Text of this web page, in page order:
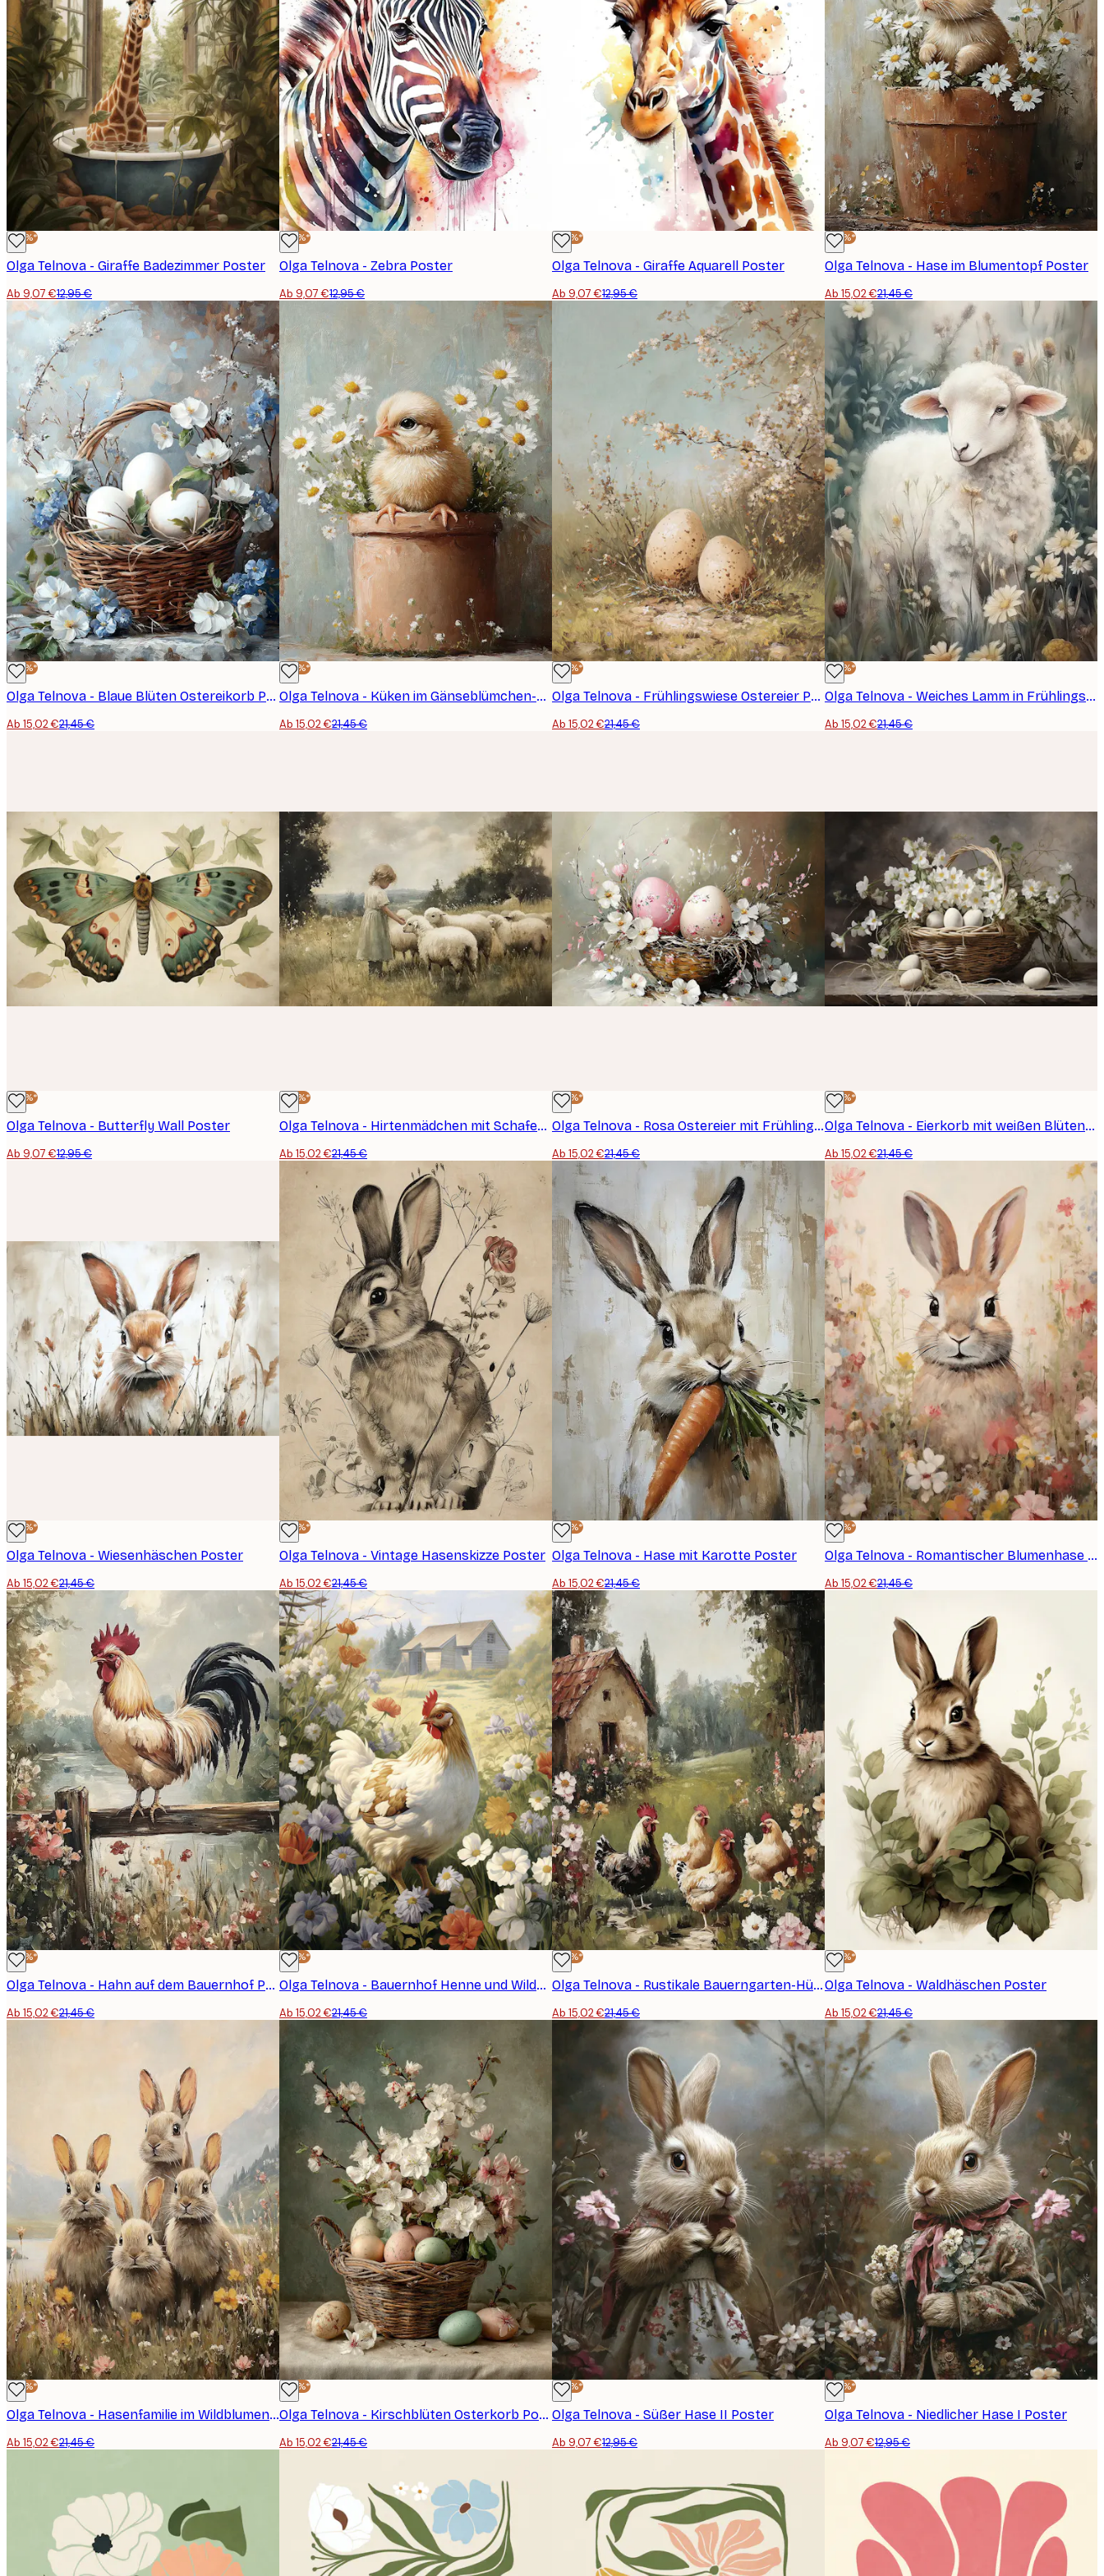
-30%*
Olga Telnova - Giraffe Badezimmer Poster
Ab 9,07 €12,95 €
-30%*
Olga Telnova - Zebra Poster
Ab 9,07 €12,95 €
-30%*
Olga Telnova - Giraffe Aquarell Poster
Ab 9,07 €12,95 €
-30%*
Olga Telnova - Hase im Blumentopf Poster
Ab 15,02 €21,45 €
-30%*
Olga Telnova - Blaue Blüten Ostereikorb Poster
Ab 15,02 €21,45 €
-30%*
Olga Telnova - Küken im Gänseblümchen-Blumentopf Poster
Ab 15,02 €21,45 €
-30%*
Olga Telnova - Frühlingswiese Ostereier Poster
Ab 15,02 €21,45 €
-30%*
Olga Telnova - Weiches Lamm in Frühlingsblumen Poster
Ab 15,02 €21,45 €
-30%*
Olga Telnova - Butterfly Wall Poster
Ab 9,07 €12,95 €
-30%*
Olga Telnova - Hirtenmädchen mit Schafen Poster
Ab 15,02 €21,45 €
-30%*
Olga Telnova - Rosa Ostereier mit Frühlingsblüten Poster
Ab 15,02 €21,45 €
-30%*
Olga Telnova - Eierkorb mit weißen Blüten Poster
Ab 15,02 €21,45 €
-30%*
Olga Telnova - Wiesenhäschen Poster
Ab 15,02 €21,45 €
-30%*
Olga Telnova - Vintage Hasenskizze Poster
Ab 15,02 €21,45 €
-30%*
Olga Telnova - Hase mit Karotte Poster
Ab 15,02 €21,45 €
-30%*
Olga Telnova - Romantischer Blumenhase Poster
Ab 15,02 €21,45 €
-30%*
Olga Telnova - Hahn auf dem Bauernhof Poster
Ab 15,02 €21,45 €
-30%*
Olga Telnova - Bauernhof Henne und Wildblumen Poster
Ab 15,02 €21,45 €
-30%*
Olga Telnova - Rustikale Bauerngarten-Hühner Poster
Ab 15,02 €21,45 €
-30%*
Olga Telnova - Waldhäschen Poster
Ab 15,02 €21,45 €
-30%*
Olga Telnova - Hasenfamilie im Wildblumenfeld Poster
Ab 15,02 €21,45 €
-30%*
Olga Telnova - Kirschblüten Osterkorb Poster
Ab 15,02 €21,45 €
-30%*
Olga Telnova - Süßer Hase II Poster
Ab 9,07 €12,95 €
-30%*
Olga Telnova - Niedlicher Hase I Poster
Ab 9,07 €12,95 €
E-Mail
ANMELDEN